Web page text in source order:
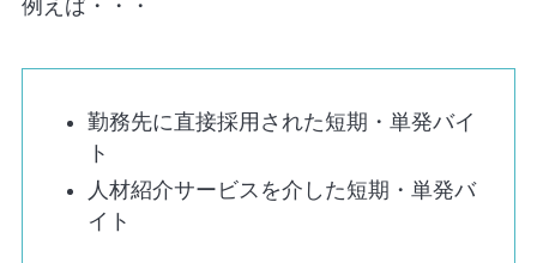
例えば・・・
勤務先に直接採用された短期・単発バイ
ト
人材紹介サービスを介した短期・単発バ
イト